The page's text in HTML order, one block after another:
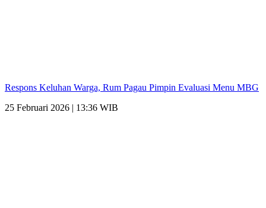
Respons Keluhan Warga, Rum Pagau Pimpin Evaluasi Menu MBG
25 Februari 2026 | 13:36 WIB